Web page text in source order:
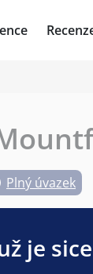
Plný úvazek
je